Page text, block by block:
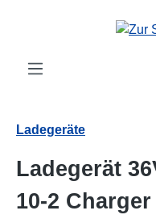
Zum Hauptinhalt springen
Ladegeräte
Ladegerät
10-2